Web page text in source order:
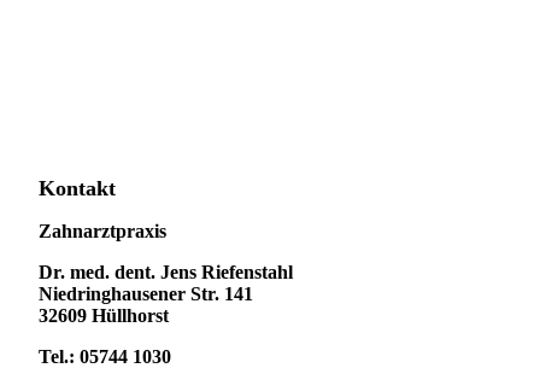
Kontakt
Zahnarztpraxis
Dr. med. dent. Jens Riefenstahl
Niedringhausener Str. 141
32609 Hüllhorst
Tel.: 05744 1030